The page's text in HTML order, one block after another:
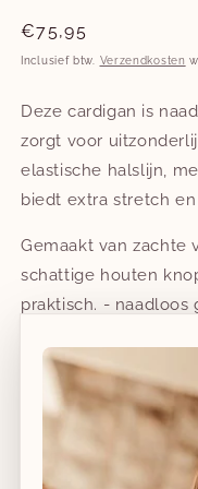
Normale
prijs
€75,95
Inclusief btw. Verzendkosten
Deze cardigan is
zorgt voor
elastische halslijn,
biedt extra stretch
Gemaakt van zachte
schattige houten
praktisch. -
merinowol (Oeko-
België in een klein
sociale werkplaats -
ademend en
voor kinderen met